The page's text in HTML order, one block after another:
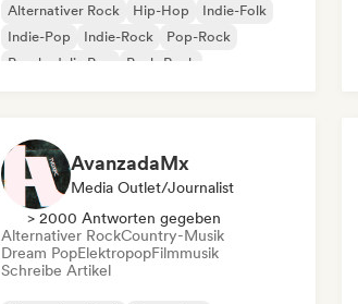
Alternativer Rock Hip-Hop
Indie-Folk
Indie-Pop
Indie-Rock
Pop-Rock
Psychedelic Pop
Punk-Rock
AvanzadaMx
Media Outlet/Journalist
> 2000 Antworten gegeben
Alternativer RockCountry-Musik
Dream PopElektropopFilmmusik
Schreibe Artikel